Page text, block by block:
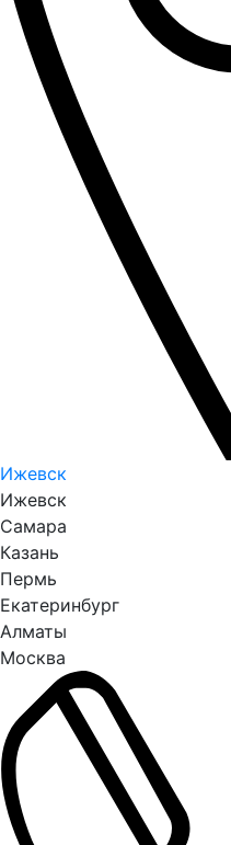
Ижевск
Ижевск
Самара
Казань
Пермь
Екатеринбург
Алматы
Москва